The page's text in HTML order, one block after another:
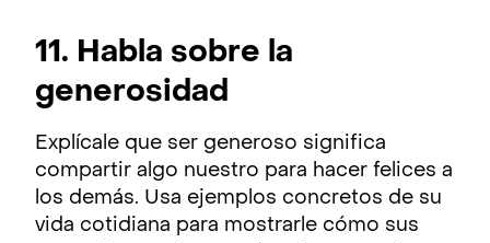
11. Habla sobre la
generosidad
Explícale que ser generoso significa
compartir algo nuestro para hacer felices a
los demás. Usa ejemplos concretos de su
vida cotidiana para mostrarle cómo sus